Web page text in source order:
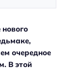
очередное
В этой